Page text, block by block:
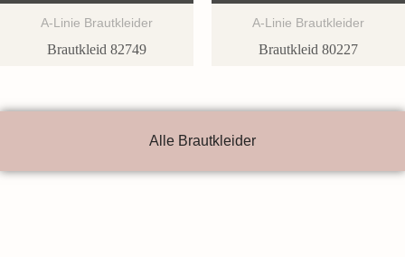
A-Linie Brautkleider
Brautkleid 82749
A-Linie Brautkleider
Brautkleid 80227
Alle Brautkleider